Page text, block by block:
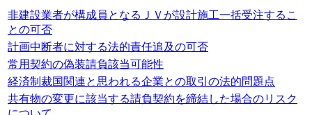
非建設業者が構成員となるＪＶが設計施工一括受注するこ
との可否
計画中断者に対する法的責任追及の可否
常用契約の偽装請負該当可能性
経済制裁国関連と思われる企業との取引の法的問題点
共有物の変更に該当する請負契約を締結した場合のリスク